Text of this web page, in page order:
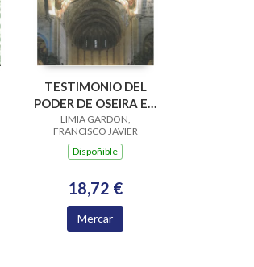
TESTIMONIO DEL
PODER DE OSEIRA EN
SUS PRIORATOS A
TRAVES DEL ARTE
LIMIA GARDON,
FRANCISCO JAVIER
Dispoñible
18,72 €
Mercar